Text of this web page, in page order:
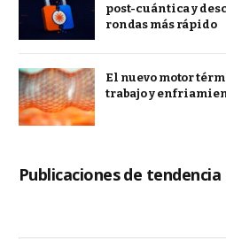
post-cuántica y
rondas más rápido
El nuevo motor
trabajo y
Publicaciones de tendencia